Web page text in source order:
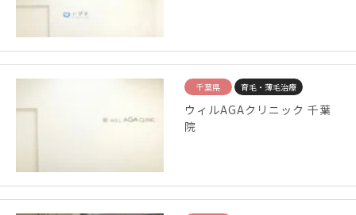
千葉県 育毛・薄毛治療
ウィルAGAクリニック 千葉
院